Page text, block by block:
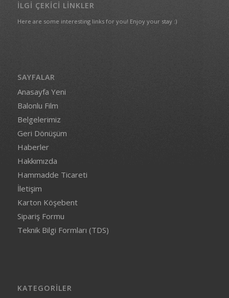
İLGI ÇEKICI LINKLER
Here are some interesting links for you! Enjoy your stay :)
SAYFALAR
Anasayfa Yeni
Balonlu Film
Belgelerimiz
Geri Dönüşüm
Haberler
Hakkımızda
Hammadde Ticareti
İletişim
Karton Köşebent
Sipariş Formu
Teknik Bilgi Formları (TDS)
KATEGORILER